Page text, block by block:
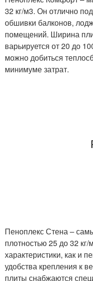
32 кг/м3. Он отлично
обшивки балконов,
помещений. Ширина
варьируется от 20 до
можно добиться
минимуме затрат.
Пеноплекс Стена –
плотностью 25 до 32
характеристики, как и
удобства крепления к
плиты снабжаются